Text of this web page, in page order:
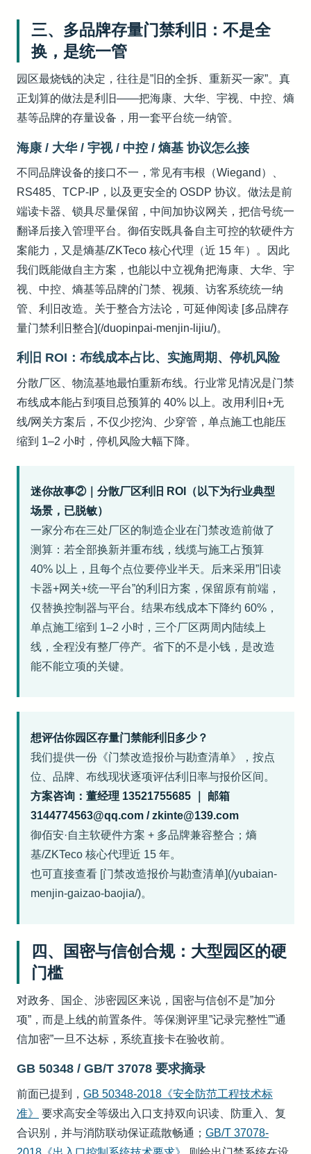
三、多品牌存量门禁利旧：不是全
换，是统一管
园区最烧钱的决定，往往是”旧的全拆、重新买一家”。真
正划算的做法是利旧——把海康、大华、宇视、中控、熵
基等品牌的存量设备，用一套平台统一纳管。
海康 / 大华 / 宇视 / 中控 / 熵基 协议怎么接
不同品牌设备的接口不一，常见有韦根（Wiegand）、
RS485、TCP-IP，以及更安全的 OSDP 协议。做法是前
端读卡器、锁具尽量保留，中间加协议网关，把信号统一
翻译后接入管理平台。御佰安既具备自主可控的软硬件方
案能力，又是熵基/ZKTeco 核心代理（近 15 年）。因此
我们既能做自主方案，也能以中立视角把海康、大华、宇
视、中控、熵基等品牌的门禁、视频、访客系统统一纳
管、利旧改造。关于整合方法论，可延伸阅读 [多品牌存
量门禁利旧整合](/duopinpai-menjin-lijiu/)。
利旧 ROI：布线成本占比、实施周期、停机风险
分散厂区、物流基地最怕重新布线。行业常见情况是门禁
布线成本能占到项目总预算的 40% 以上。改用利旧+无
线/网关方案后，不仅少挖沟、少穿管，单点施工也能压
缩到 1–2 小时，停机风险大幅下降。
迷你故事②｜分散厂区利旧 ROI（以下为行业典型
场景，已脱敏）
一家分布在三处厂区的制造企业在门禁改造前做了
测算：若全部换新并重布线，线缆与施工占预算
40% 以上，且每个点位要停业半天。后来采用”旧读
卡器+网关+统一平台”的利旧方案，保留原有前端，
仅替换控制器与平台。结果布线成本下降约 60%，
单点施工缩到 1–2 小时，三个厂区两周内陆续上
线，全程没有整厂停产。省下的不是小钱，是改造
能不能立项的关键。
想评估你园区存量门禁能利旧多少？
我们提供一份《门禁改造报价与勘查清单》，按点
位、品牌、布线现状逐项评估利旧率与报价区间。
方案咨询：董经理 13521755685 ｜ 邮箱
3144774563@qq.com / zkinte@139.com
御佰安·自主软硬件方案 + 多品牌兼容整合；熵
基/ZKTeco 核心代理近 15 年。
也可直接查看 [门禁改造报价与勘查清单](/yubaian-
menjin-gaizao-baojia/)。
四、国密与信创合规：大型园区的硬
门槛
对政务、国企、涉密园区来说，国密与信创不是”加分
项”，而是上线的前置条件。等保测评里”记录完整性””通
信加密”一旦不达标，系统直接卡在验收前。
GB 50348 / GB/T 37078 要求摘录
前面已提到， GB 50348-2018《安全防范工程技术标
准》
要求高安全等级出入口支持双向识读、防重入、复
合识别，并与消防联动保证疏散畅通； GB/T 37078-